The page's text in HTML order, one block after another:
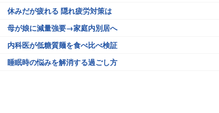
休みだが疲れる 隠れ疲労対策は
母が娘に減量強要→家庭内別居へ
内科医が低糖質麺を食べ比べ検証
睡眠時の悩みを解消する過ごし方